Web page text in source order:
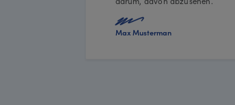
Max Musterman